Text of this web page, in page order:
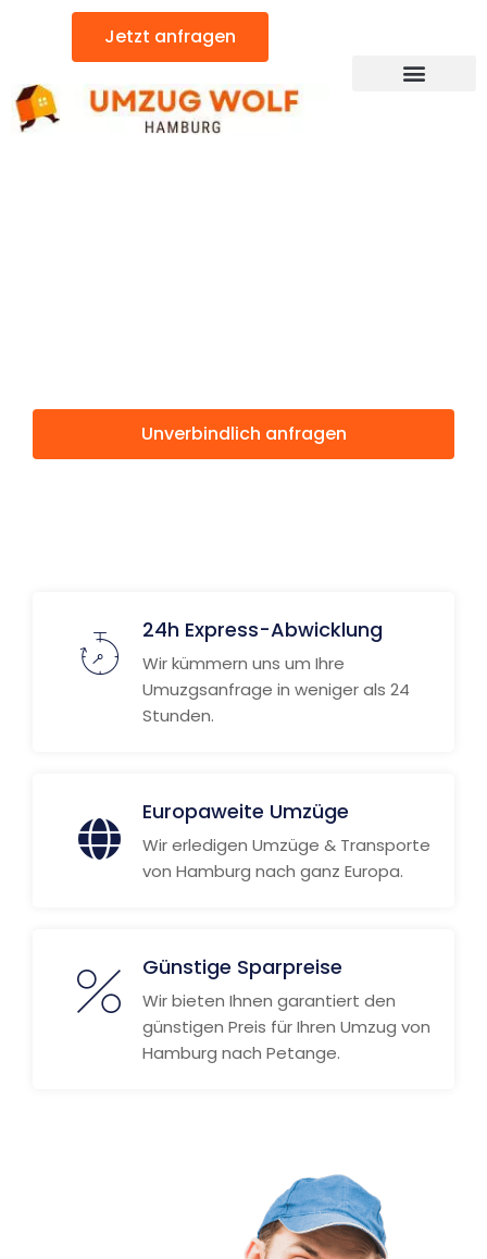
Jetzt anfragen
Unverbindlich anfragen
24h Express-Abwicklung
Wir kümmern uns um Ihre
Umuzgsanfrage in weniger als 24
Stunden.
Europaweite Umzüge
Wir erledigen Umzüge & Transporte
von Hamburg nach ganz Europa.
Günstige Sparpreise
Wir bieten Ihnen garantiert den
günstigen Preis für Ihren Umzug von
Hamburg nach Petange.